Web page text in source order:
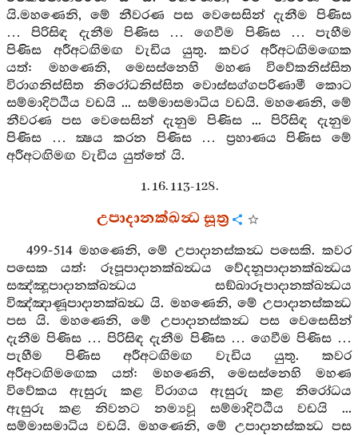
යි.මහණෙනි, මේ නීවරණ පස වෙසෙසින් දැනීම පිණිස
… පිරිසිඳ දැනීම පිණිස … ගෙවීම පිණිස … පැහීම
පිණිස අරීඅටඟිමඟ වැඩිය යුතු. කවර අරීඅටඟිමඟෙක
යත්: මහණෙනි, මෙසස්නෙහි මහණ විවේකනිස්සිත
විරාගනිස්සිත නිරෝධනිස්සිත වොස්සග්ගපරිණාමී කොට
සම්මාදිට්ඨිය වඩයි ... සම්මාසමාධිය වඩයි. මහණෙනි, මේ
නීවරණ පස වෙසෙසින් දැනුම පිණිස ... පිරිසිඳ දැනුම
පිණිස … ක්‍ෂය කරන පිණිස … ප්‍රහාණය පිණිස මේ
අරීඅටඟිමඟ වැඩිය යුත්තේ යි.
1. 16. 113-128.
උපාදානක්ඛන්‍ධ සූත්‍ර
499-514 මහණෙනි, මේ උපාදානස්කන්‍ධ පසෙකි. කවර
පසෙක යත්: රූපූපාදානක්ඛන්‍ධය වේදනූපාදානක්ඛන්‍ධය
සඤ්ඤූපාදානක්ඛන්‍ධය සඞ්ඛාරූපාදානක්ඛන්‍ධය
විඤ්ඤාණූපාදානක්ඛන්‍ධ යි. මහණෙනි, මේ උපාදානස්කන්‍ධ
පස යි. මහණෙනි, මේ උපාදානස්කන්‍ධ පස වෙසෙසින්
දැනීම පිණිස … පිරිසිඳ දැනීම පිණිස … ගෙවීම පිණිස …
පැහීම පිණිස අරීඅටඟිමඟ වැඩිය යුතු. කවර
අරීඅටඟිමඟෙක යත්: මහණෙනි, මෙසස්නෙහි මහණ
විවේකය ඇසුරු කළ විරාගය ඇසුරු කළ නිරෝධය
ඇසුරු කළ නිවනට නම්‍යවූ සම්මාදිට්ඨිය වඩයි ...
සම්මාසමාධිය වඩයි. මහණෙනි, මේ උපාදානස්කන්‍ධ පස